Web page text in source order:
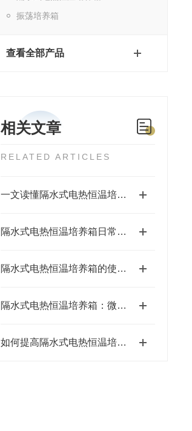
振荡培养箱
查看全部产品
相关文章
RELATED ARTICLES
一文读懂隔水式电热恒温培养箱的温控优势
隔水式电热恒温培养箱日常维护和保养方法
隔水式电热恒温培养箱的使用方法介绍
隔水式电热恒温培养箱：微生物培养的“温暖小窝”
如何提高隔水式电热恒温培养箱的温度控制精度？